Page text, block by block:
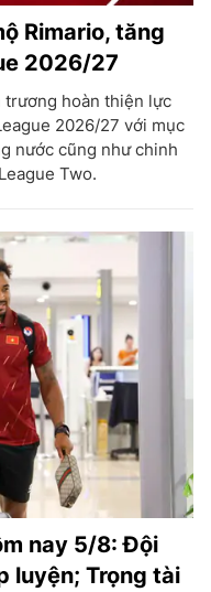
Rimario, tăng
2026/27
trương hoàn thiện lực
2026/27 với mục
nước cũng như chinh
Two.
nay 5/8: Đội
luyện; Trọng tài